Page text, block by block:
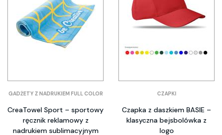
GADŻETY Z NADRUKIEM FULL COLOR
CreaTowel Sport – sportowy
ręcznik reklamowy z
nadrukiem sublimacyjnym
CZAPKI
Czapka z daszkiem BASIE –
klasyczna bejsbolówka z
logo